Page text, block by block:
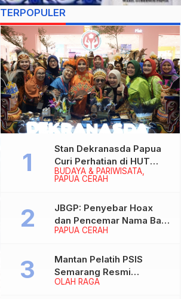
TERPOPULER
BUDAYA & PARIWISATA
PAPUA CERAH
Stan Dekranasda Papua
Curi Perhatian di HUT
Dekranas 2026, Ibu
PAPUA CERAH
JBGP: Penyebar Hoax
dan Pencemar Nama Baik
Gubernur Papua Siap
Hukum!
OLAH RAGA
Mantan Pelatih PSIS
Semarang Resmi
Nakhodahi Persipura